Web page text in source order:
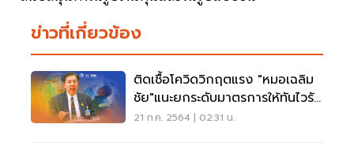
ข่าวที่เกี่ยวข้อง
ติดเชื้อโควิดวิกฤตแรง "หมอเฉลิม
ชัย"แนะยกระดับมาตรการให้ทันไวรัส
เดลตา
21 ก.ค. 2564 | 02:31 น.